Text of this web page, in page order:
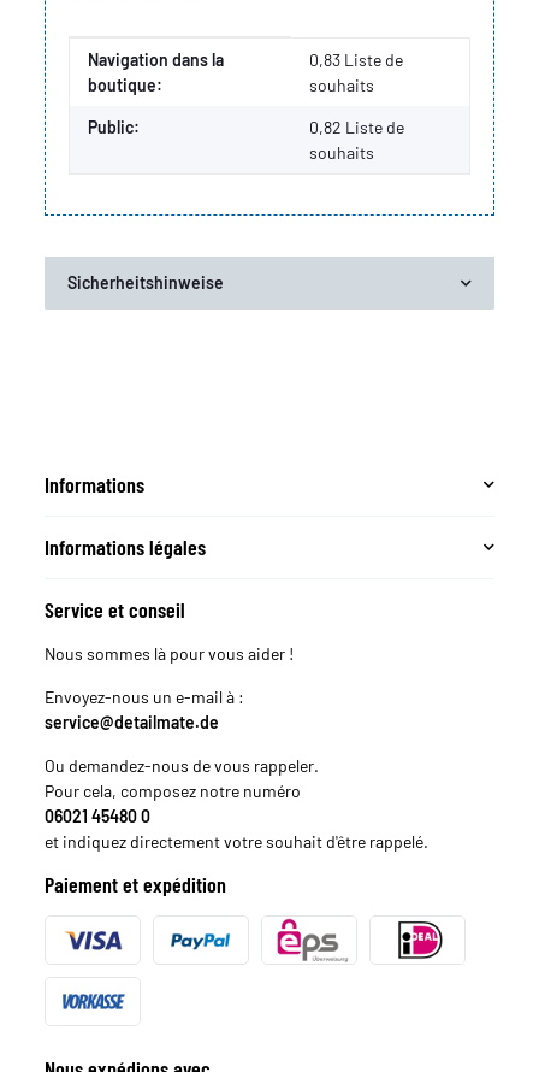
Valeur
Fabricant
Navigation dans la
boutique:
0,83 Liste de
souhaits
Public: 0,82 Liste de
souhaits
Sicherheitshinweise
Informations
Informations légales
Service et conseil
Nous sommes là pour vous aider !
Envoyez-nous un e-mail à :
service@detailmate.de
Ou demandez-nous de vous rappeler.
Pour cela, composez notre numéro
06021 45480 0
et indiquez directement votre souhait d'être rappelé.
Paiement et expédition